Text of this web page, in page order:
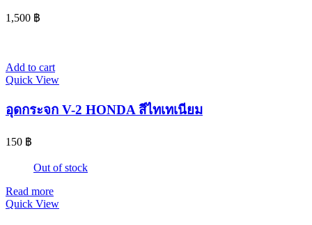
1,500 ฿
Add to cart
Quick View
อุดกระจก V-2 HONDA สีไทเทเนียม
150 ฿
Out of stock
Read more
Quick View